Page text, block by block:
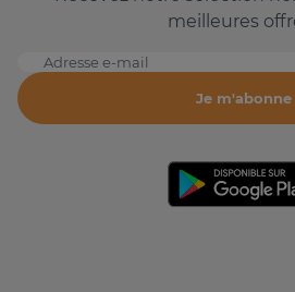
meilleures
Adresse e-mail
Je m'abonne